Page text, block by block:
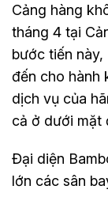
Cảng hàng
tháng 4 tại
bước tiến
đến cho hành
dịch vụ của
cả ở dưới mặt
Đại diện
lớn các sân